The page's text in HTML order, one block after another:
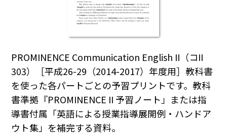
PROMINENCE Communication English II（コII
303）［平成26-29（2014-2017）年度用］教科書
を使った各パートごとの予習プリントです。教科
書準拠『PROMINENCE II 予習ノート」または指
導書付属「英語による授業指導展開例・ハンドア
ウト集」を補完する資料。